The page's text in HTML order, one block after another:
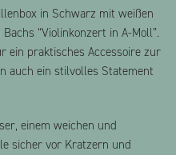
in Schwarz mit weißen
“Violinkonzert in A-Moll”.
ein praktisches Accessoire zur
auch ein stilvolles Statement
einem weichen und
sicher vor Kratzern und